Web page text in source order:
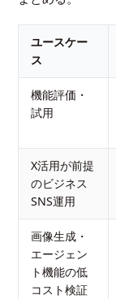
ユースケー
ス
機能評価・
試用
X活用が前提
のビジネス
SNS運用
画像生成・
エージェン
ト機能の低
コスト検証